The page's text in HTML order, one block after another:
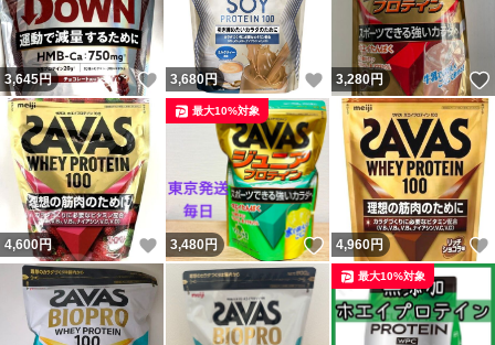
3,645円 いいね！
3,680円 いいね！
3,280円
4,600円 いいね！
3,480円 いいね！
最大10%対象
4,960円
最大10%対象